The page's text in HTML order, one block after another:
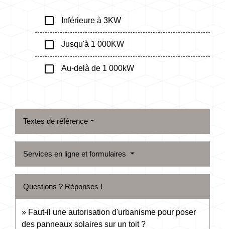
check_box_outline_blank Inférieure à 3KW
check_box_outline_blank Jusqu'à 1 000KW
check_box_outline_blank Au-delà de 1 000kW
Textes de référence
Services en ligne et formulaires
Questions ? Réponses !
Faut-il une autorisation d'urbanisme pour poser
des panneaux solaires sur un toit ?